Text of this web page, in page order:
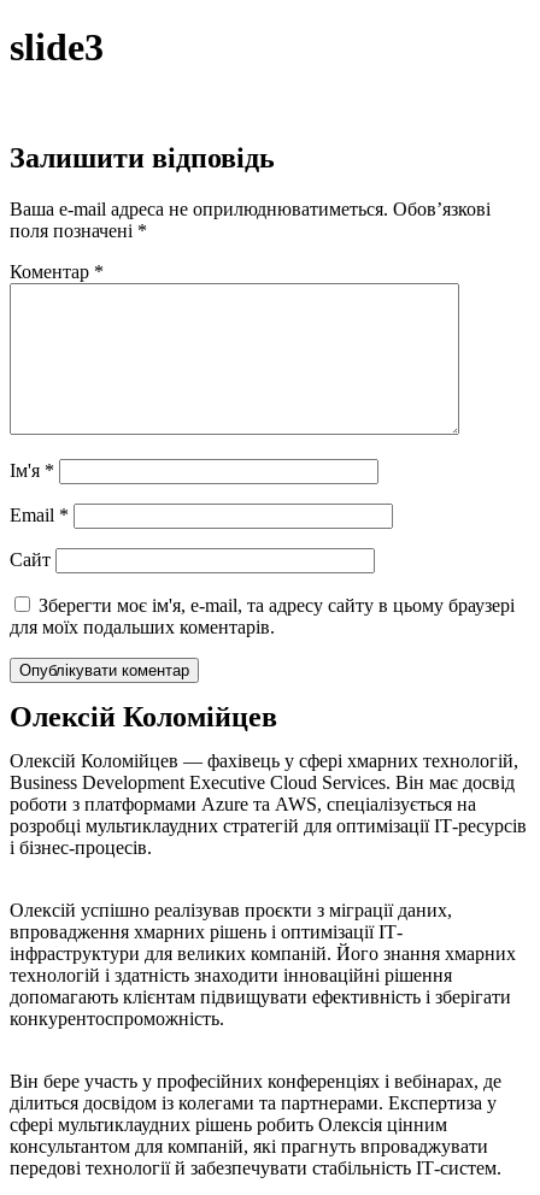
Перейти
до
slide3
Залишити відповідь
Ваша e-mail адреса не оприлюднюватиметься. Обов’язкові
поля позначені *
Коментар *
Ім'я *
Email *
Сайт
Зберегти моє ім'я, e-mail, та адресу сайту в цьому браузері
для моїх подальших коментарів.
Олексій Коломійцев
Олексій Коломійцев — фахівець у сфері хмарних технологій,
Business Development Executive Cloud Services. Він має досвід
роботи з платформами Azure та AWS, спеціалізується на
розробці мультиклаудних стратегій для оптимізації ІТ-ресурсів
і бізнес-процесів.
Олексій успішно реалізував проєкти з міграції даних,
впровадження хмарних рішень і оптимізації ІТ-
інфраструктури для великих компаній. Його знання хмарних
технологій і здатність знаходити інноваційні рішення
допомагають клієнтам підвищувати ефективність і зберігати
конкурентоспроможність.
Він бере участь у професійних конференціях і вебінарах, де
ділиться досвідом із колегами та партнерами. Експертиза у
сфері мультиклаудних рішень робить Олексія цінним
консультантом для компаній, які прагнуть впроваджувати
передові технології й забезпечувати стабільність ІТ-систем.